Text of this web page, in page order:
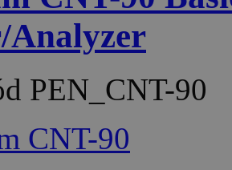
Analyzer
PEN_CNT-90